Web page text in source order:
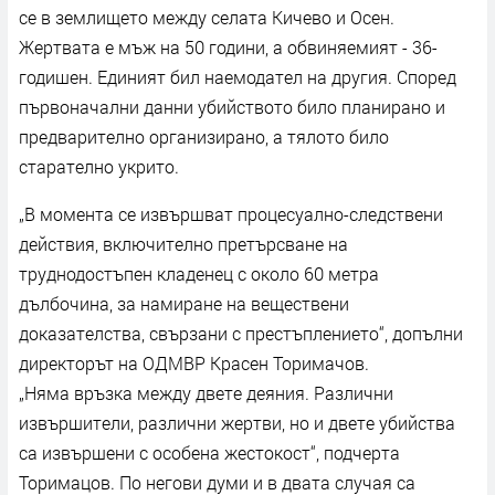
се в землището между селата Кичево и Осен.
Жертвата е мъж на 50 години, а обвиняемият - 36-
годишен. Единият бил наемодател на другия. Според
първоначални данни убийството било планирано и
предварително организирано, а тялото било
старателно укрито.
„В момента се извършват процесуално-следствени
действия, включително претърсване на
труднодостъпен кладенец с около 60 метра
дълбочина, за намиране на веществени
доказателства, свързани с престъплението“, допълни
директорът на ОДМВР Красен Торимачов.
„Няма връзка между двете деяния. Различни
извършители, различни жертви, но и двете убийства
са извършени с особена жестокост“, подчерта
Торимацов. По негови думи и в двата случая са